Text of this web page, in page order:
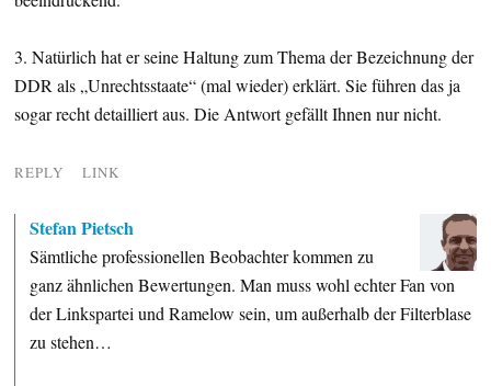
3. Natürlich hat er seine Haltung zum Thema der Bezeichnung der
DDR als „Unrechtsstaate“ (mal wieder) erklärt. Sie führen das ja
sogar recht detailliert aus. Die Antwort gefällt Ihnen nur nicht.
REPLY LINK
Stefan Pietsch
Sämtliche professionellen Beobachter kommen zu
ganz ähnlichen Bewertungen. Man muss wohl echter Fan von
der Linkspartei und Ramelow sein, um außerhalb der Filterblase
zu stehen…